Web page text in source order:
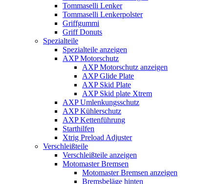
Tommaselli Lenker
Tommaselli Lenkerpolster
Griffgummi
Griff Donuts
Spezialteile
Spezialteile anzeigen
AXP Motorschutz
AXP Motorschutz anzeigen
AXP Glide Plate
AXP Skid Plate
AXP Skid plate Xtrem
AXP Umlenkungsschutz
AXP Kühlerschutz
AXP Kettenführung
Starthilfen
Xtrig Preload Adjuster
Verschleißteile
Verschleißteile anzeigen
Motomaster Bremsen
Motomaster Bremsen anzeigen
Bremsbeläge hinten